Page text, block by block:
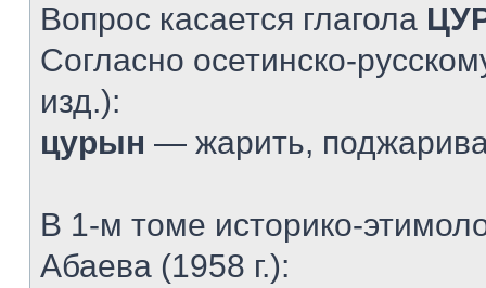
Вопрос касается глагола
Согласно осетинско-
изд.):
цурын — жарить,
В 1-м томе историко-
Абаева (1958 г.):